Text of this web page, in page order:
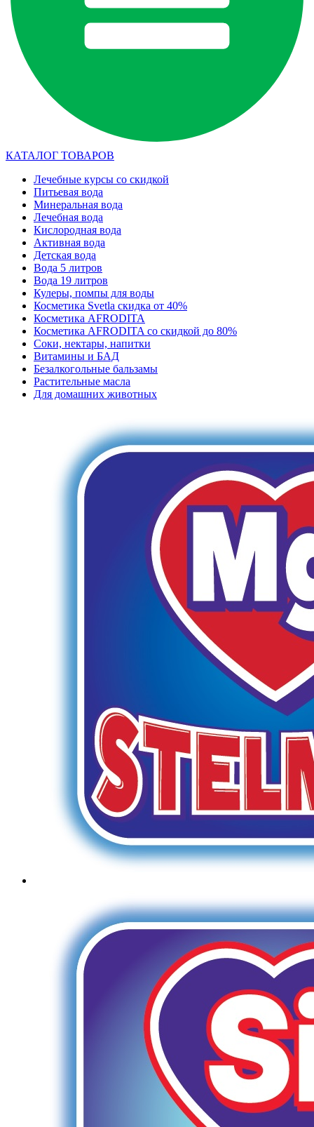
КАТАЛОГ ТОВАРОВ
Лечебные курсы со скидкой
Питьевая вода
Минеральная вода
Лечебная вода
Кислородная вода
Активная вода
Детская вода
Вода 5 литров
Вода 19 литров
Кулеры, помпы для воды
Косметика Svetla скидка от 40%
Косметика AFRODITA
Косметика AFRODITA со скидкой до 80%
Соки, нектары, напитки
Витамины и БАД
Безалкогольные бальзамы
Растительные масла
Для домашних животных